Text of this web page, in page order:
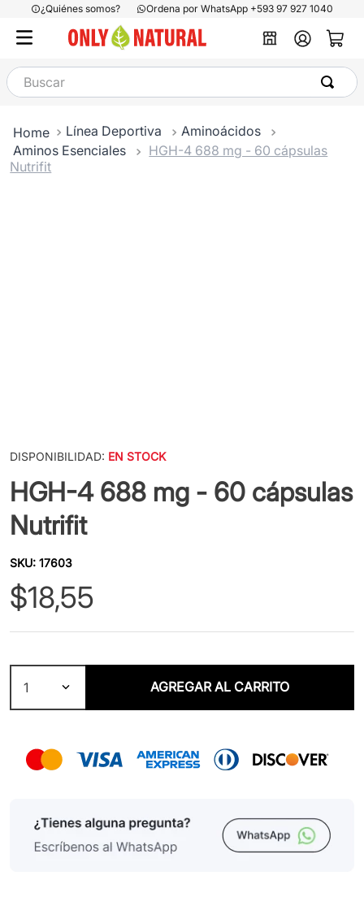
¿Quiénes somos? Ordena por WhatsApp +593 97 927 1040
Buscar
Línea Deportiva
Aminoácidos
Aminos Esenciales
HGH-4 688 mg - 60 cápsulas
Nutrifit
DISPONIBILIDAD: EN STOCK
HGH-4 688 mg - 60 cápsulas
Nutrifit
SKU:17603
$18,55
1 AGREGAR AL CARRITO